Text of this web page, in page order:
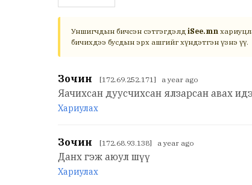
Уншигчдын бичсэн сэтгэгдэлд iSee.mn
бичихдээ бусдын эрх ашгийг хүндэтгэн үзнэ үү.
Зочин [172.69.252.171] a year ago
Яачихсан дуусчихсан ялзарсан авах
Хариулах
Зочин [172.68.93.138] a year ago
Данх гэж аюул шүү
Хариулах